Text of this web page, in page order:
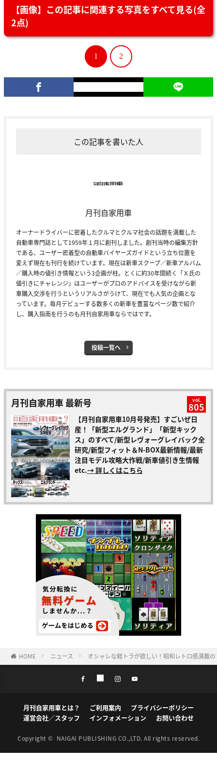
【画像】この記事に関連する写真をすべて見る(全
2点)
1 2
この記事を書いた人
月刊自家用車
オーナードライバーに密着したクルマとクルマ社会の話題を満載した
自動車専門誌として1959年１月に創刊しました。創刊当時の編集方針
である、ユーザー密着型の自動車バイヤーズガイドという立ち位置を
変えず現在も刊行を続けています。現在は新車スクープ／新車アルバム
／購入時の値引き情報という3企画が柱。とくに約30年間続く「Ｘ氏の
値引きにチャレンジ」はユーザーがプロのアドバイスを受けながら新
車購入交渉を行うというリアルさがうけて、現在でも人気の企画とな
っています。毎月デビューする数多くの新車を豊富なページ数で紹介
し、購入指南を行うのも月刊自家用車ならではです。
投稿一覧へ
月刊自家用車 最新号 vol.
805
【月刊自家用車10月号発売】すごいぜ日
産！「新型エルグランド」「新型キック
ス」のすべて/新型レヴォーグレイバック全
研究/新型フィット＆N-BOX最新情報/最新
注目モデル攻略大作戦/新車値引き生情報
etc.→ 詳しくはこちら
HOME ニュース オシャレな軽トラが欲しい！昭和レトロ感満載
月刊自家用車とは？ ご利用案内
プライバシーポリシー
運営会社／スタッフ
インフォメーション お問い合わせ
Copyright © NAIGAI PUBLISHING CO.,LTD. All rights reserved.